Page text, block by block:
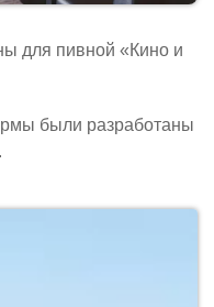
для пивной «Кино и
были разработаны